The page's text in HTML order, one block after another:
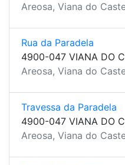
Areosa, Viana do
Rua da Paradela
4900-047 VIANA DO
Areosa, Viana do
Travessa da Paradela
4900-047 VIANA DO
Areosa, Viana do